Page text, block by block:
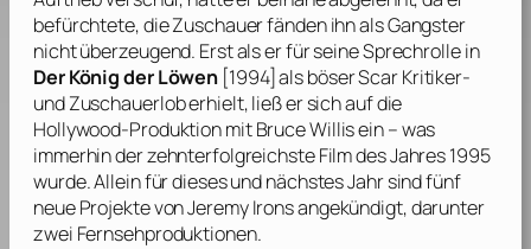
befürchtete, die Zuschauer fänden ihn als Gangster
nicht überzeugend. Erst als er für seine Sprechrolle in
Der König der Löwen [1994] als böser Scar Kritiker-
und Zuschauerlob erhielt, ließ er sich auf die
Hollywood-Produktion mitBruce Willisein – was
immerhin der zehnterfolgreichste Film des Jahres 1995
wurde. Allein für dieses und nächstes Jahr sind fünf
neue Projekte vonJeremy Ironsangekündigt, darunter
zwei Fernsehproduktionen.